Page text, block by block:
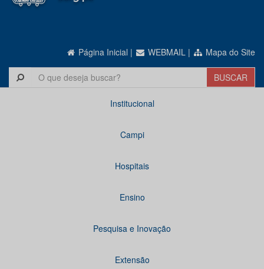
Página Inicial | WEBMAIL | Mapa do Site
Institucional
Campi
Hospitais
Ensino
Pesquisa e Inovação
Extensão